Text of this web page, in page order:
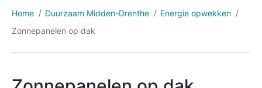
Home Duurzaam Midden-Drenthe
Energie opwekken
Zonnepanelen op dak